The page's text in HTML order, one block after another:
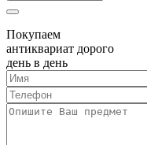
Покупаем
антиквариат дорого
день в день